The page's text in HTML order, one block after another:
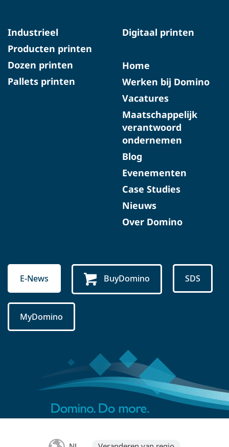
Industrieel
Producten printen
Dozen printen
Pallets printen
Digitaal printen
Home
Werken bij Domino
Vacatures
Maatschappelijk
verantwoord
ondernemen
Blog
Evenementen
Case Studies
Nieuws
Over Domino
E-News BuyDomino SDS
MyDomino